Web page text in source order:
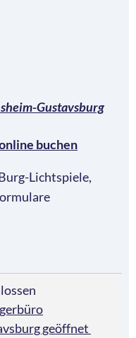
Gustavsburg
buchen
Lichtspiele,
geöffnet